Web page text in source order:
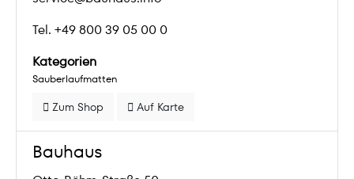
Tel. +49 800 39 05 00 0
Kategorien
Sauberlaufmatten
Zum Shop Auf Karte
Bauhaus